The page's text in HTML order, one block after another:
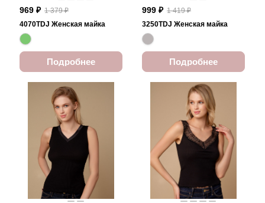
969 ₽ 1 379 ₽
4070TDJ Женская майка
Подробнее
999 ₽ 1 419 ₽
3250TDJ Женская майка
Подробнее